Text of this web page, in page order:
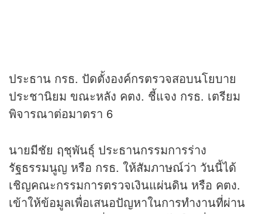
ประธาน กรธ. ปัดตั้งองค์กรตรวจสอบนโยบาย
ประชานิยม ขณะหลัง คตง. ชี้แจง กรธ. เตรียม
พิจารณาต่อมาตรา 6
นายมีชัย ฤชุพันธุ์ ประธานกรรมการร่าง
รัฐธรรมนูญ หรือ กรธ. ให้สัมภาษณ์ว่า วันนี้ได้
เชิญคณะกรรมการตรวจเงินแผ่นดิน หรือ คตง.
เข้าให้ข้อมูลเพื่อเสนอปัญหาในการทำงานที่ผ่าน